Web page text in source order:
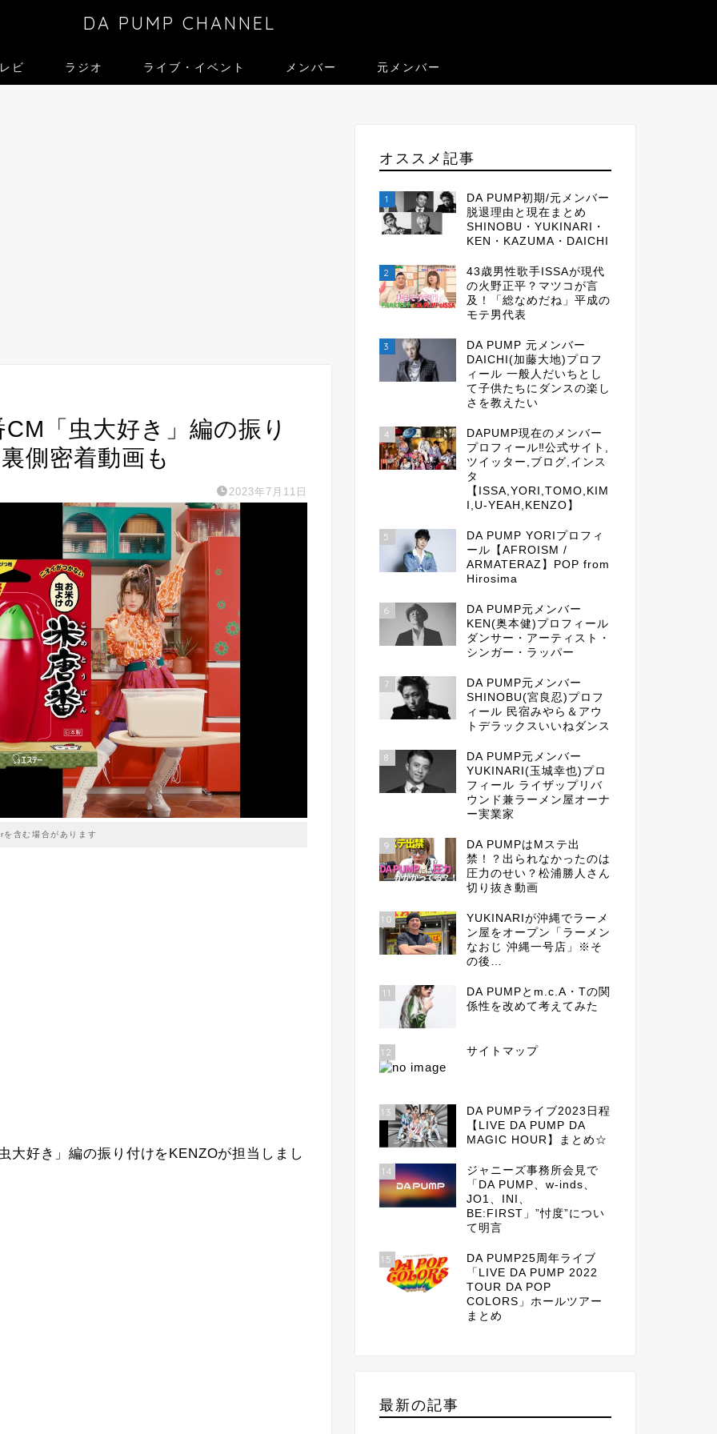
DA PUMP CHANNEL
ビ ラジオ ライブ・イベント メンバー 元メンバー
「虫大好き」編の振り
側密着動画も
2023年7月11日
を含む場合があります
大好き」編の振り付けをKENZOが担当しまし
オススメ記事
1
DA PUMP初期/元メンバー
脱退理由と現在まとめ
SHINOBU・YUKINARI・
KEN・KAZUMA・DAICHI
2
43歳男性歌手ISSAが現代
の火野正平？マツコが言
及！「総なめだね」平成の
モテ男代表
3
DA PUMP 元メンバー
DAICHI(加藤大地)プロフ
ィール 一般人だいちとし
て子供たちにダンスの楽し
さを教えたい
4
DAPUMP現在のメンバー
プロフィール‼公式サイト,
ツイッター,ブログ,インス
タ
【ISSA,YORI,TOMO,KIM
I,U-YEAH,KENZO】
5
DA PUMP YORIプロフィ
ール【AFROISM /
ARMATERAZ】POP from
Hirosima
6
DA PUMP元メンバー
KEN(奥本健)プロフィール
ダンサー・アーティスト・
シンガー・ラッパー
7
DA PUMP元メンバー
SHINOBU(宮良忍)プロフ
ィール 民宿みやら＆アウ
トデラックスいいねダンス
8
DA PUMP元メンバー
YUKINARI(玉城幸也)プロ
フィール ライザップリバ
ウンド兼ラーメン屋オーナ
ー実業家
9
DA PUMPはMステ出
禁！？出られなかったのは
圧力のせい？松浦勝人さん
切り抜き動画
10
YUKINARIが沖縄でラーメ
ン屋をオープン「ラーメン
なおじ 沖縄一号店」※そ
の後…
11
DA PUMPとm.c.A・Tの関
係性を改めて考えてみた
12 サイトマップ
13
DA PUMPライブ2023日程
【LIVE DA PUMP DA
MAGIC HOUR】まとめ☆
14
ジャニーズ事務所会見で
「DA PUMP、w-inds、
JO1、INI、
BE:FIRST」”忖度”につい
て明言
15
DA PUMP25周年ライブ
「LIVE DA PUMP 2022
TOUR DA POP
COLORS」ホールツアー
まとめ
最新の記事